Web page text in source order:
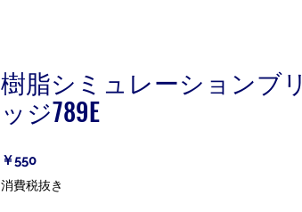
樹脂シミュレーションブリ
ッジ789E
￥550価
格
消費税抜き